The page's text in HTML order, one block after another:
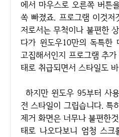
에서 마우스로 오른쪽 버튼
쏙 빠졌죠. 프로그램 이것저
저로서는 무척이나 불편한
다가 윈도우10만의 독특한
고집해서인지 프로그램 추
태로 취급되면서 스타일도
하지만 윈도우 95부터 사용해오던 저는 무척이나 고
전 스타일이 그립습니다. 특
제거 화면은 너무나 불편한
태로 나오다보니 엄청 스